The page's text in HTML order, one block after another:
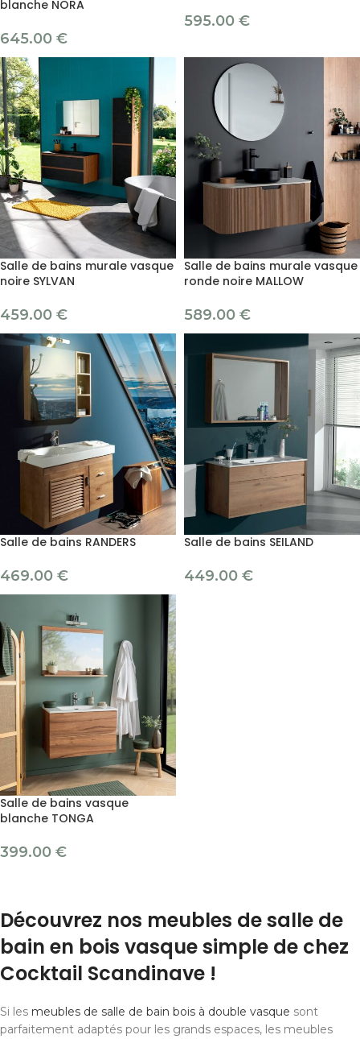
blanche NORA
645.00 €
595.00 €
Salle de bains murale vasque
noire SYLVAN
459.00 €
Salle de bains murale vasque
ronde noire MALLOW
589.00 €
Salle de bains RANDERS
469.00 €
Salle de bains SEILAND
449.00 €
Salle de bains vasque
blanche TONGA
399.00 €
Découvrez nos meubles de salle de
bain en bois vasque simple de chez
Cocktail Scandinave !
Si les meubles de salle de bain bois à double vasque sont
parfaitement adaptés pour les grands espaces, les meubles